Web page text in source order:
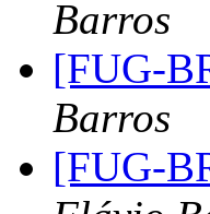
Barros
[FUG-
Barros
[FUG-